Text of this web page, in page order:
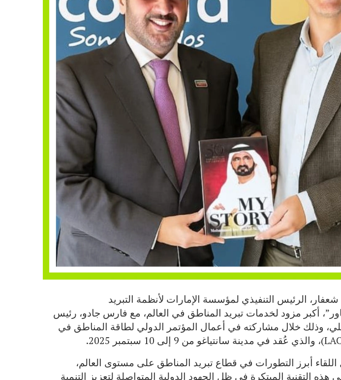
الرئيس التنفيذي لمؤسسة الإمارات لأنظمة التبريد
أكبر مزود لخدمات تبريد المناطق في العالم، مع فارس جادو، رئيس
وذلك خلال مشاركته في أعمال المؤتمر الدولي لطاقة المناطق في
أبرز التطورات في قطاع تبريد المناطق على مستوى العالم،
هذه التقنية المبتكرة في ظل الجهود الدولية المتواصلة لتعزيز التنمية